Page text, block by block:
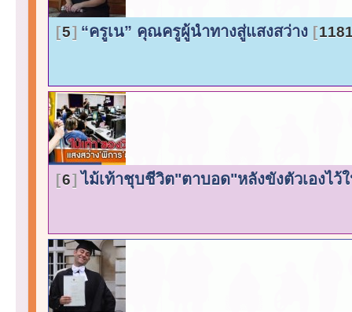
5 “ครูเน” คุณครูผู้นำทางสู่แสงสว่าง
6 ไม้เท้าชุบชีวิต"ตาบอด"หลังขังตัวเองไ